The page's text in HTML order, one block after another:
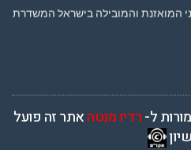
המואזנת והמובילה בישראל המשדרת
רדיו מנטהאתר זה פועל